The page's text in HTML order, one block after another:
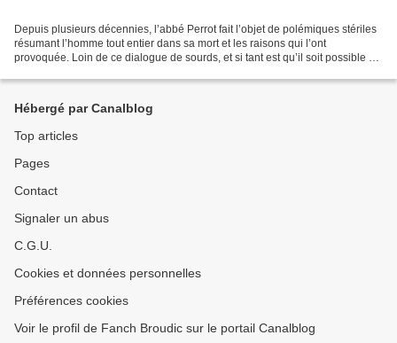
Depuis plusieurs décennies, l’abbé Perrot fait l’objet de polémiques stériles
résumant l’homme tout entier dans sa mort et les raisons qui l’ont
provoquée. Loin de ce dialogue de sourds, et si tant est qu’il soit possible de
Hébergé par Canalblog
Top articles
Pages
Contact
Signaler un abus
C.G.U.
Cookies et données personnelles
Préférences cookies
Voir le profil de Fanch Broudic sur le portail Canalblog